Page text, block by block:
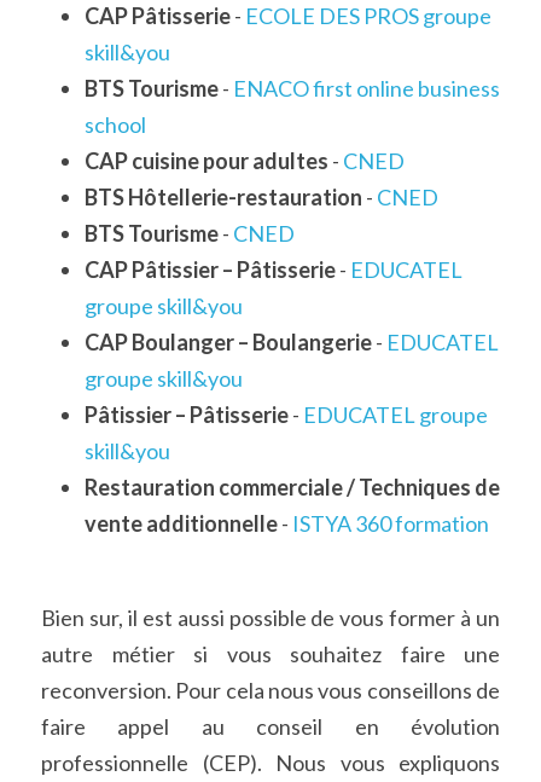
CAP Pâtisserie - ECOLE DES PROS groupe
skill&you
BTS Tourisme - ENACO first online business
school
CAP cuisine pour adultes - CNED
BTS Hôtellerie-restauration - CNED
BTS Tourisme - CNED
CAP Pâtissier – Pâtisserie - EDUCATEL
groupe skill&you
CAP Boulanger – Boulangerie - EDUCATEL
groupe skill&you
Pâtissier – Pâtisserie - EDUCATEL groupe
skill&you
Restauration commerciale / Techniques de
vente additionnelle - ISTYA 360 formation
Bien sur, il est aussi possible de vous former à un
autre métier si vous souhaitez faire une
reconversion. Pour cela nous vous conseillons de
faire appel au conseil en évolution
professionnelle (CEP). Nous vous expliquons